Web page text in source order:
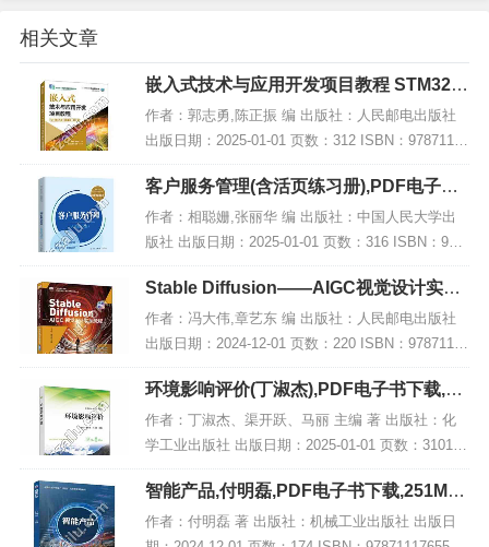
相关文章
嵌入式技术与应用开发项目教程 STM32版
微课版 第2版,PDF下载
作者：郭志勇,陈正振 编 出版社：人民邮电出版社
出版日期：2025-01-01 页数：312 ISBN：97871156
55790 电子书大小：235MB [高清扫描版PDF格式]
内容简...
客户服务管理(含活页练习册),PDF电子书
网盘下载
作者：相聪姗,张丽华 编 出版社：中国人民大学出
版社 出版日期：2025-01-01 页数：316 ISBN：978
7300330402 电子书大小：205MB [高清扫描版PDF
格式] 内...
Stable Diffusion——AIGC视觉设计实战
教程 微课版,PDF下载
作者：冯大伟,章艺东 编 出版社：人民邮电出版社
出版日期：2024-12-01 页数：220 ISBN：97871156
50122 电子书大小：187MB [高清扫描版PDF格式]
内容简...
环境影响评价(丁淑杰),PDF电子书下载,网
盘资源
作者：丁淑杰、渠开跃、马丽 主编 著 出版社：化
学工业出版社 出版日期：2025-01-01 页数：3101 I
SBN：9787122463760 电子书大小：217MB [高清
扫描版PDF格...
智能产品,付明磊,PDF电子书下载,251MB,
网盘资源
作者：付明磊 著 出版社：机械工业出版社 出版日